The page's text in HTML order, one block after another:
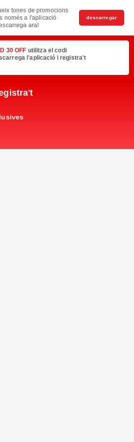
tones de promocions
només a l'aplicació
ara!
descarregar
30 OFF utilitza el codi
l'aplicació i registra't